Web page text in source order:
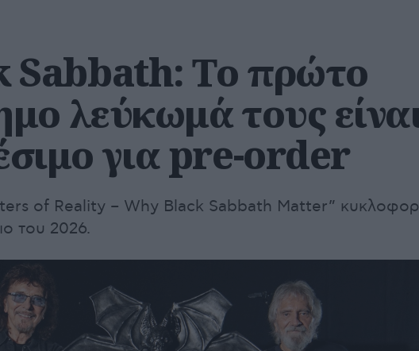
Sabbath: Το πρώτο
λεύκωμά τους
για pre-order
of Reality – Why Black Sabbath Matter”
του 2026.